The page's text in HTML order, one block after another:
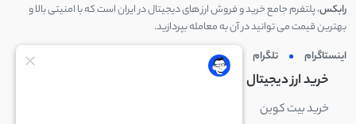
رابکس، پلتفرم جامع خرید و فروش ارز های دیجیتال در ایران است که با امنیتی بالا و
بهترین قیمت می توانید در آن به معامله بپردازید.
اینستاگرام
تلگرام توئیتر
خرید ارز دیجیتال
خرید بیت کوین